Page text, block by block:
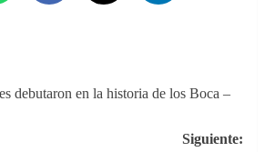
debutaron en la historia de los Boca –
Siguiente: